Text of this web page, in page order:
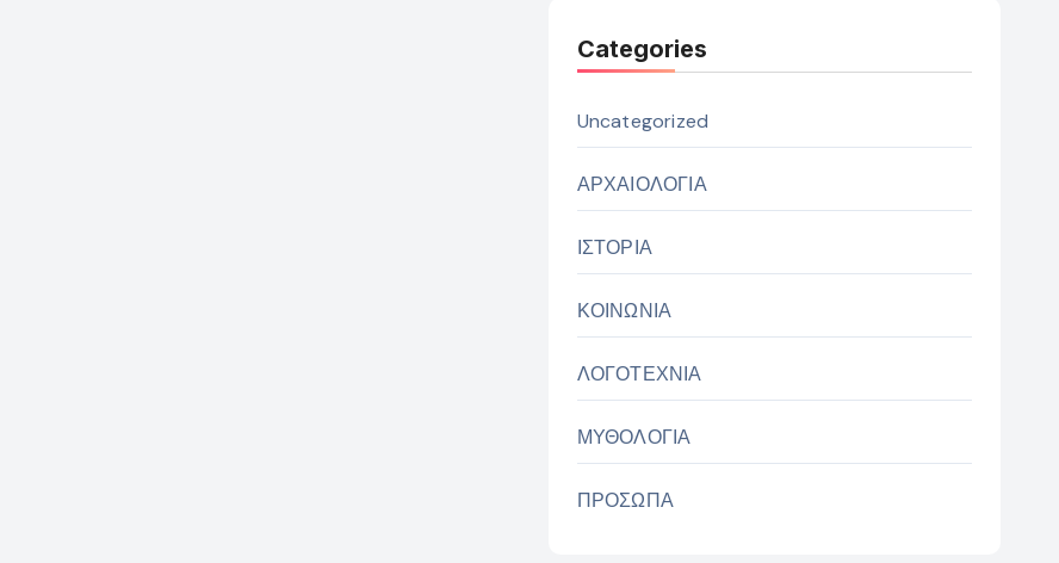
Categories
Uncategorized
ΑΡΧΑΙΟΛΟΓΙΑ
ΙΣΤΟΡΙΑ
ΚΟΙΝΩΝΙΑ
ΛΟΓΟΤΕΧΝΙΑ
ΜΥΘΟΛΟΓΙΑ
ΠΡΟΣΩΠΑ